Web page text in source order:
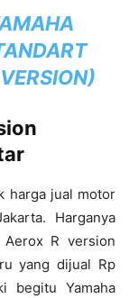
)
harga jual motor
Harganya
Aerox R version
yang dijual Rp
begitu Yamaha